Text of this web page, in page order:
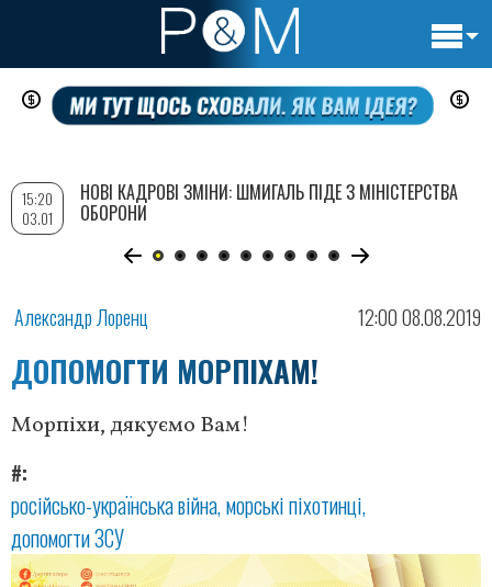
Перейти
до
вмісту
Александр Лоренц 12:00 08.08.2019
ДОПОМОГТИ МОРПІХАМ!
Морпіхи, дякуємо Вам!
#
російсько-українська війна морські піхотинці
допомогти ЗСУ
15:20
03.01
НОВІ КАДРОВІ ЗМІНИ: ШМИГАЛЬ ПІДЕ З МІНІСТЕРСТВА
ОБОРОНИ